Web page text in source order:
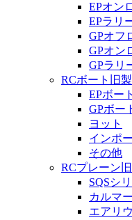
EPオン
EPラリ
GPオフ
GPオン
GPラリ
RCボート旧
EPボート
GPボー
ヨット
インポ
その他
RCプレーン
SQSシ
カルマ
エアリ